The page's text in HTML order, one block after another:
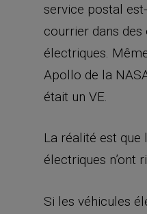
service postal
courrier dans
électriques.
Apollo de la
était un VE.
La réalité est que
électriques n’ont
Si les véhicules